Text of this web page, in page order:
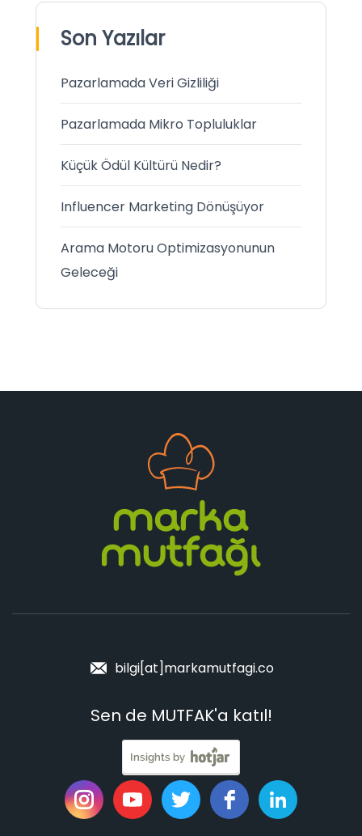
Son Yazılar
Pazarlamada Veri Gizliliği
Pazarlamada Mikro Topluluklar
Küçük Ödül Kültürü Nedir?
Influencer Marketing Dönüşüyor
Arama Motoru Optimizasyonunun
Geleceği
bilgi[at]markamutfagi.co
Sen de MUTFAK'a katıl!